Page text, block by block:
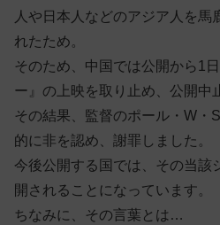
人や日本人などのアジア人を馬
れたため。
そのため、中国では公開から1
ー』の上映を取り止め、公開中
その結果、監督のポール・W・
的に非を認め、謝罪しました。
今後公開する国では、その当該
開されることになっています。
ちなみに、その言葉とは…